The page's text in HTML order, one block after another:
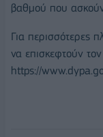
βαθμού που ασκούν
Για περισσότερες
να επισκεφτούν
https://